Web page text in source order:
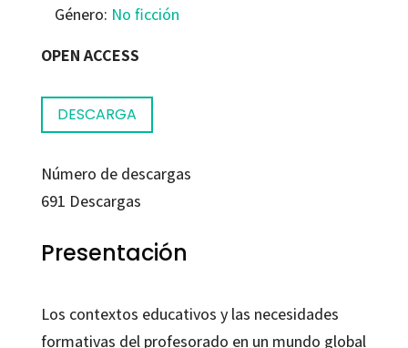
Género: No ficción
OPEN ACCESS
DESCARGA
Número de descargas
691 Descargas
Presentación
Los contextos educativos y las necesidades
formativas del profesorado en un mundo global